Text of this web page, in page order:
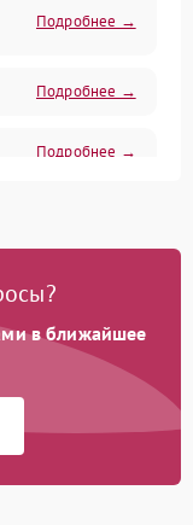
Подробнее →
Подробнее →
Подробнее →
Подробнее →
Подробнее →
в ближайшее